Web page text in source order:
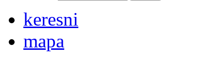
keresni
mapa